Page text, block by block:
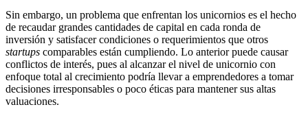
Sin embargo, un problema que enfrentan los unicornios es el hecho
de recaudar grandes cantidades de capital en cada ronda de
inversión y satisfacer condiciones o requerimientos que otros
startups comparables están cumpliendo. Lo anterior puede causar
conflictos de interés, pues al alcanzar el nivel de unicornio con
enfoque total al crecimiento podría llevar a emprendedores a tomar
decisiones irresponsables o poco éticas para mantener sus altas
valuaciones.